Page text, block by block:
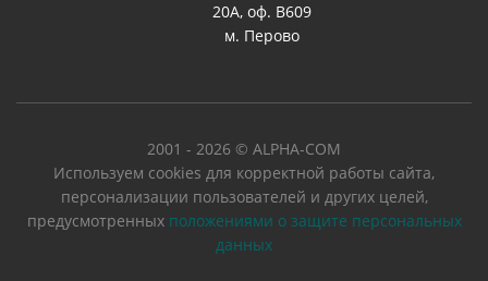
20А, оф. В609
м. Перово
2001 - 2026 © ALPHA-COM
Используем cookies для корректной работы сайта,
персонализации пользователей и других целей,
предусмотренных положениями о защите персональных
данных